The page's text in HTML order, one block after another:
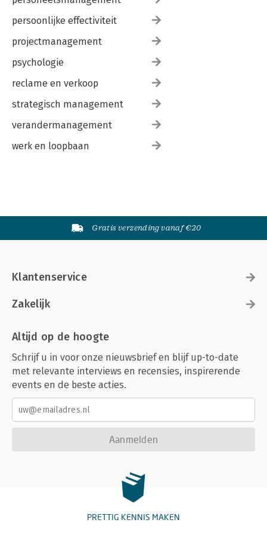
persoonlijke effectiviteit
projectmanagement
psychologie
reclame en verkoop
strategisch management
verandermanagement
werk en loopbaan
Gratis verzending vanaf €20
Klantenservice
Zakelijk
Altijd op de hoogte
Schrijf u in voor onze nieuwsbrief en blijf up-to-date
met relevante interviews en recensies, inspirerende
events en de beste acties.
Aanmelden
PRETTIG KENNIS MAKEN